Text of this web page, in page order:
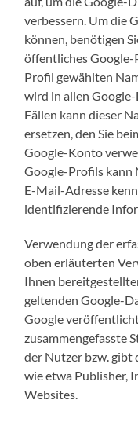
verbessern. Um die
können, benötigen
öffentliches Google-
Profil gewählten
wird in allen
Fällen kann dieser
ersetzen, den Sie
Google-Konto
Google-Profils kann
E-Mail-Adresse
identifizierende
Verwendung der
oben erläuterten
Ihnen
geltenden Google-
Google
zusammengefasste
der Nutzer bzw. gibt
wie etwa Publisher,
Websites.